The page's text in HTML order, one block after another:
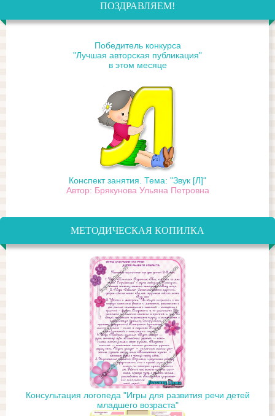
ПОЗДРАВЛЯЕМ!
Победитель конкурса
"Лучшая авторская публикация"
в этом месяце
Конспект занятия. Тема: "Звук [Л]"
Автор: Брякунова Ульяна Петровна
МЕТОДИЧЕСКАЯ КОПИЛКА
Консультация логопеда "Игры для развития речи детей
младшего возраста"